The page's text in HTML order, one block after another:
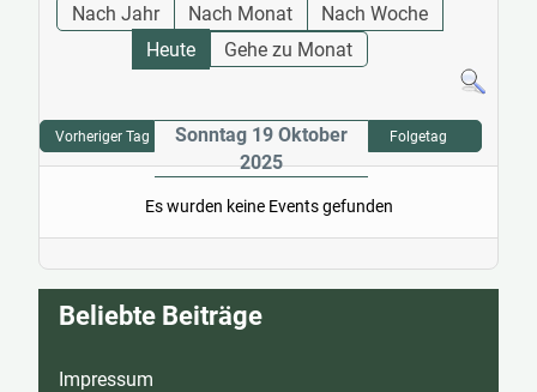
Nach Jahr Nach Monat
Nach Woche
Heute
Gehe zu Monat
Vorheriger Tag
Sonntag 19 Oktober
2025
Folgetag
Es wurden keine Events gefunden
Beliebte Beiträge
Impressum